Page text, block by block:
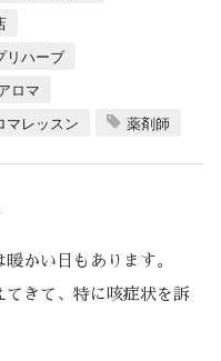
リハーブ
ロマ
マレッスン 薬剤師
かい日もあります。
てきて、特に咳症状を訴